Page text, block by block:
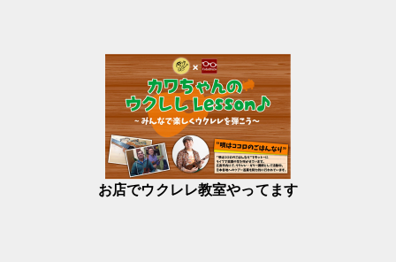
お店でウクレレ教室やってます